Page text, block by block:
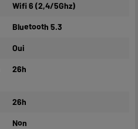
Wifi 6 (2,4/5Ghz)
Bluetooth 5.3
Oui
26h
26h
Non